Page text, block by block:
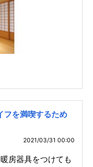
フを満喫するため
2021/03/31 00:00
房器具をつけても